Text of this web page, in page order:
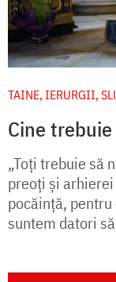
TAINE, IERURGII,
Cine
„Toţi trebuie să
preoţi şi arhierei
pocăinţă,
suntem datori